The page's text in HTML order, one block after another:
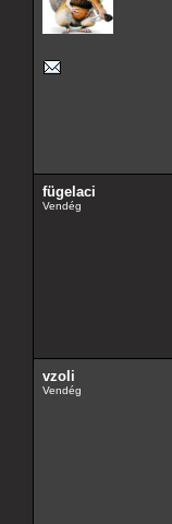
fügelaci
Vendég
vzoli
Vendég